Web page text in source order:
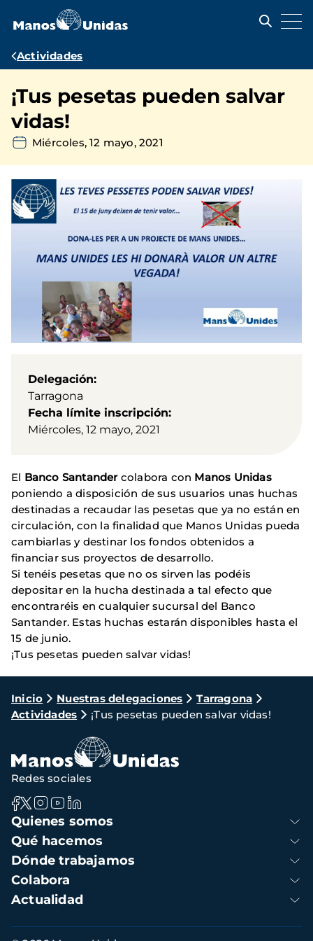
contenido
Ruta
navegación
Actividades
¡Tus pesetas pueden salvar
vidas!
Miércoles, 12 mayo, 2021
Delegación
Tarragona
Fecha límite inscripción
Miércoles, 12 mayo, 2021
El Banco Santander colabora con Manos Unidas
poniendo a disposición de sus usuarios unas huchas
destinadas a recaudar las pesetas que ya no están en
circulación, con la finalidad que Manos Unidas pueda
cambiarlas y destinar los fondos obtenidos a
financiar sus proyectos de desarrollo.
Si tenéis pesetas que no os sirven las podéis
depositar en la hucha destinada a tal efecto que
encontraréis en cualquier sucursal del Banco
Santander. Estas huchas estarán disponibles hasta el
15 de junio.
¡Tus pesetas pueden salvar vidas!
Ruta
de
navegación
Inicio Nuestras delegaciones
Tarragona
Actividades
¡Tus pesetas pueden salvar vidas!
Navegación
principal
Quienes somos
Qué hacemos
Dónde trabajamos
Colabora
Actualidad
Redes sociales